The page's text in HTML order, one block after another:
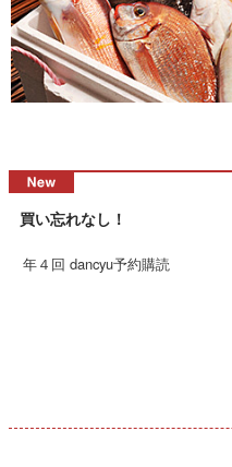
買い忘れなし！
年４回 dancyu予約購読